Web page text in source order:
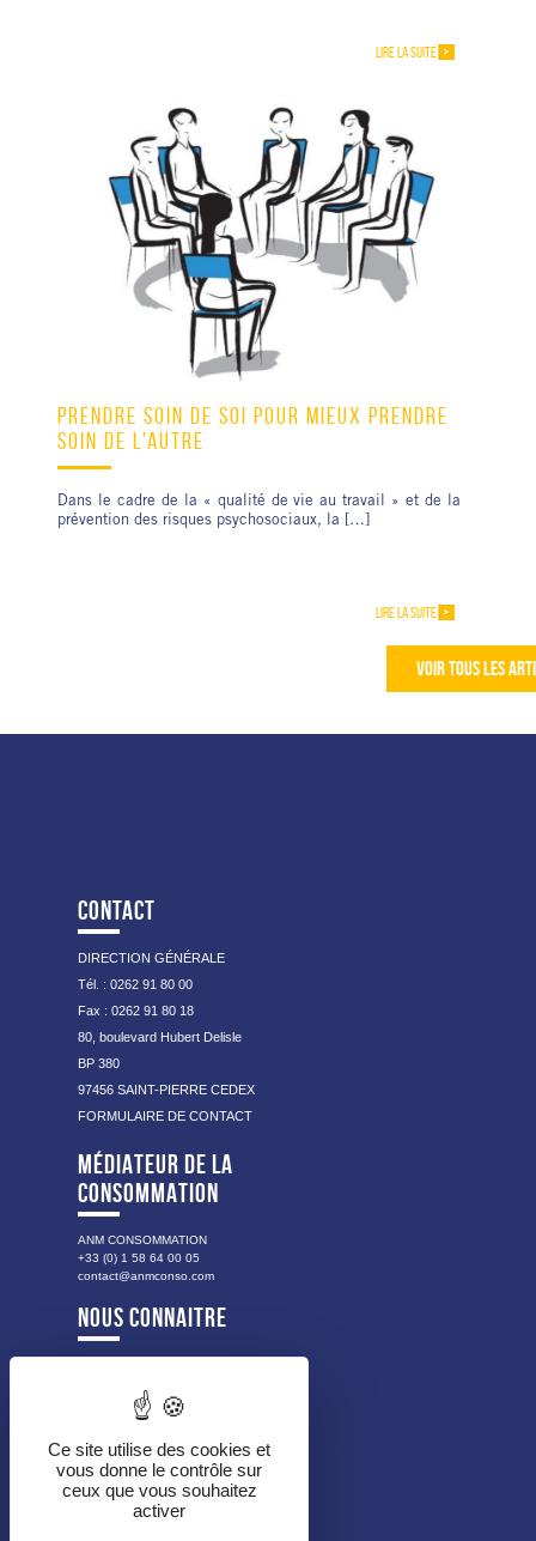
LIRE LA SUITE
PRENDRE SOIN DE SOI POUR MIEUX PRENDRE
SOIN DE L’AUTRE
Dans le cadre de la « qualité de vie au travail » et de la
prévention des risques psychosociaux, la […]
LIRE LA SUITE
VOIR TOUS LES
CONTACT
DIRECTION GÉNÉRALE
Tél. : 0262 91 80 00
Fax : 0262 91 80 18
80, boulevard Hubert Delisle
BP 380
97456 SAINT-PIERRE CEDEX
FORMULAIRE DE CONTACT
MÉDIATEUR DE LA
CONSOMMATION
ANM CONSOMMATION
+33 (0) 1 58 64 00 05
contact@anmconso.com
NOUS CONNAITRE
NOS VALEURS
LES PUBLICS ACCOMPAGNÉS
NOS MISSIONS
NOTRE ORGANISATION
NOS PARTENAIRES
Ce site utilise des cookies et
vous donne le contrôle sur
ceux que vous souhaitez
activer